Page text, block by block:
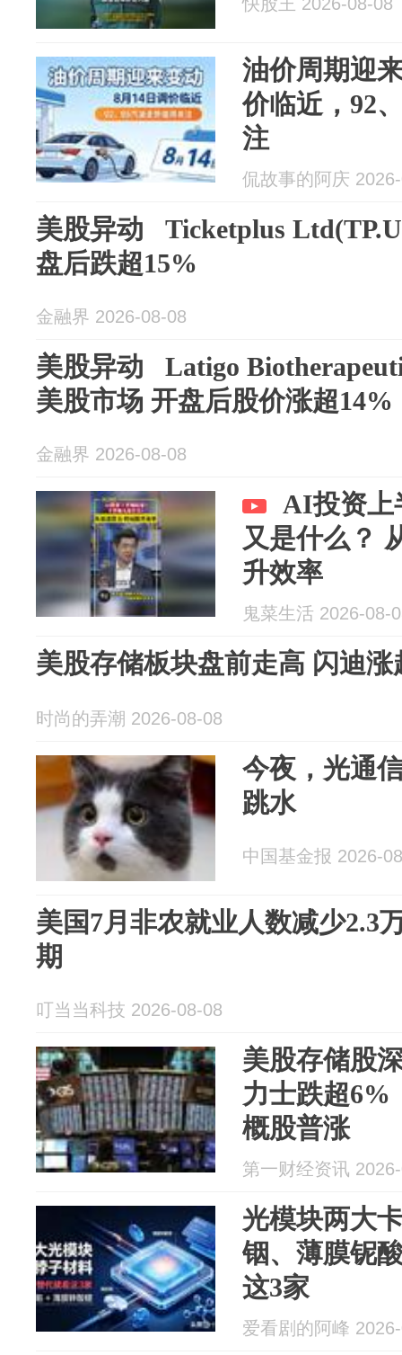
油价周期迎
价临近，92
注
侃故事的阿庆
美股异动 Ticketplus
盘后跌超15%
金融界 2026-08-08
美股异动 Latigo
美股市场 开盘后股价涨超14%
金融界 2026-08-08
AI投资上
又是什么？
升效率
鬼菜生活 2026-08-
美股存储板块盘前走高 闪迪涨
时尚的弄潮 2026-08-08
今夜，光通
跳水
中国基金报 2026-
美国7月非农就业人数减少2.3
期
叮当当科技 2026-08-08
美股存储股
力士跌超6%
概股普涨
第一财经资讯
光模块两大
铟、薄膜铌
这3家
爱看剧的阿峰